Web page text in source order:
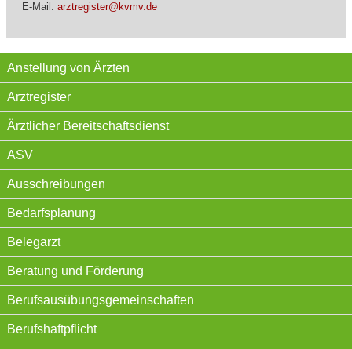
E-Mail: arztregister@kvmv.de
Anstellung von Ärzten
Arztregister
Ärztlicher Bereitschaftsdienst
ASV
Ausschreibungen
Bedarfsplanung
Belegarzt
Beratung und Förderung
Berufsausübungsgemeinschaften
Berufshaftpflicht